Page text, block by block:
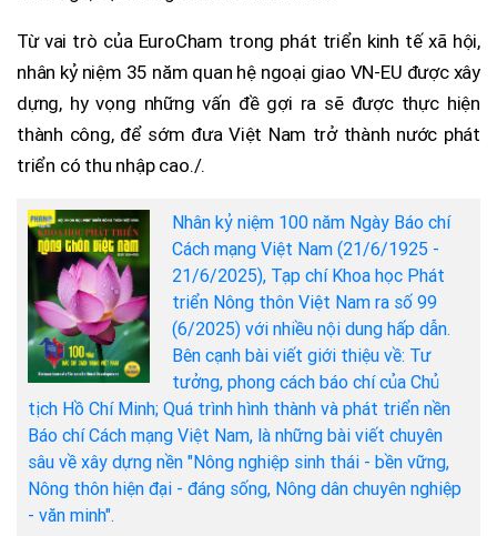
Từ vai trò của EuroCham trong phát triển kinh tế xã hội,
nhân kỷ niệm 35 năm quan hệ ngoại giao VN-EU được xây
dựng, hy vọng những vấn đề gợi ra sẽ được thực hiện
thành công, để sớm đưa Việt Nam trở thành nước phát
triển có thu nhập cao./.
Nhân kỷ niệm 100 năm Ngày Báo chí
Cách mạng Việt Nam (21/6/1925 -
21/6/2025), Tạp chí Khoa học Phát
triển Nông thôn Việt Nam ra số 99
(6/2025) với nhiều nội dung hấp dẫn.
Bên cạnh bài viết giới thiệu về: Tư
tưởng, phong cách báo chí của Chủ
tịch Hồ Chí Minh; Quá trình hình thành và phát triển nền
Báo chí Cách mạng Việt Nam, là những bài viết chuyên
sâu về xây dựng nền "Nông nghiệp sinh thái - bền vững,
Nông thôn hiện đại - đáng sống, Nông dân chuyên nghiệp
- văn minh".